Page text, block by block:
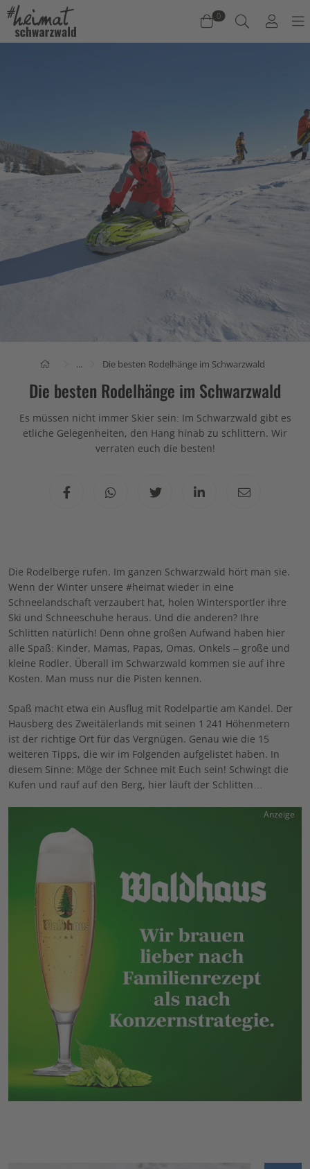
0
... Die besten Rodelhänge im Schwarzwald
Die besten Rodelhänge im Schwarzwald
Es müssen nicht immer Skier sein: Im Schwarzwald gibt es
etliche Gelegenheiten, den Hang hinab zu schlittern. Wir
verraten euch die besten!
Die Rodelberge rufen. Im ganzen Schwarzwald hört man sie.
Wenn der Winter unsere #heimat wieder in eine
Schneelandschaft verzaubert hat, holen Wintersportler ihre
Ski und Schneeschuhe heraus. Und die anderen? Ihre
Schlitten natürlich! Denn ohne großen Aufwand haben hier
alle Spaß: Kinder, Mamas, Papas, Omas, Onkels – große und
kleine Rodler. Überall im Schwarzwald kommen sie auf ihre
Kosten. Man muss nur die Pisten kennen.
Spaß macht etwa ein Ausflug mit Rodelpartie am Kandel. Der
Hausberg des Zweitälerlands mit seinen 1 241 Höhenmetern
ist der richtige Ort für das Vergnügen. Genau wie die 15
weiteren Tipps, die wir im Folgenden aufgelistet haben. In
diesem Sinne: Möge der Schnee mit Euch sein! Schwingt die
Kufen und rauf auf den Berg, hier läuft der Schlitten…
Anzeige